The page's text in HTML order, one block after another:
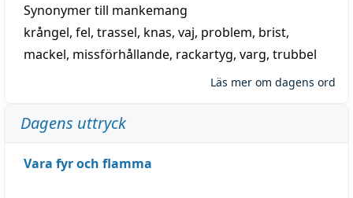
Synonymer till mankemang
krångel, fel, trassel, knas, vaj, problem, brist,
mackel, missförhållande, rackartyg, varg, trubbel
Läs mer om dagens ord
Dagens uttryck
Vara fyr och flamma